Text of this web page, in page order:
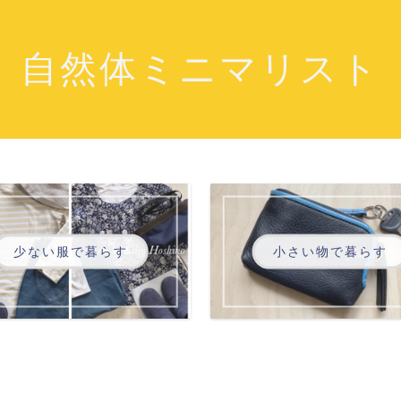
自然体ミニマリスト
少ない服で暮らす 小さい物で暮らす